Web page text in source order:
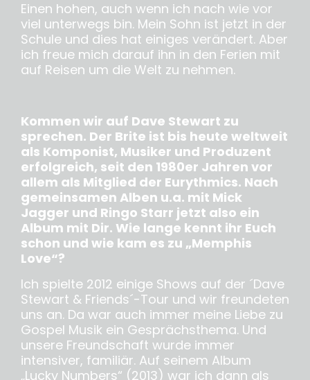
Einen hohen, auch wenn ich nach wie vor
viel unterwegs bin. Mein Sohn ist jetzt in der
Schule und dies hat einiges verändert. Aber
ich freue mich darauf ihn in den Ferien mit
auf Reisen um die Welt zu nehmen.
Kommen wir auf Dave Stewart zu
sprechen. Der Brite ist bis heute weltweit
als Komponist, Musiker und Produzent
erfolgreich, seit den 1980er Jahren vor
allem als Mitglied der Eurythmics. Nach
gemeinsamen Alben u.a. mit Mick
Jagger und Ringo Starr jetzt also ein
Album mit Dir. Wie lange kennt ihr Euch
schon und wie kam es zu „Memphis
Love“?
Ich spielte 2012 einige Shows auf der ´Dave
Stewart & Friends´-Tour und wir freundeten
uns an. Da war auch immer meine Liebe zu
Gospel Musik ein Gesprächsthema. Und
unsere Freundschaft wurde immer
intensiver, familiär. Auf seinem Album
„Lucky Numbers“ (2013) war ich dann als